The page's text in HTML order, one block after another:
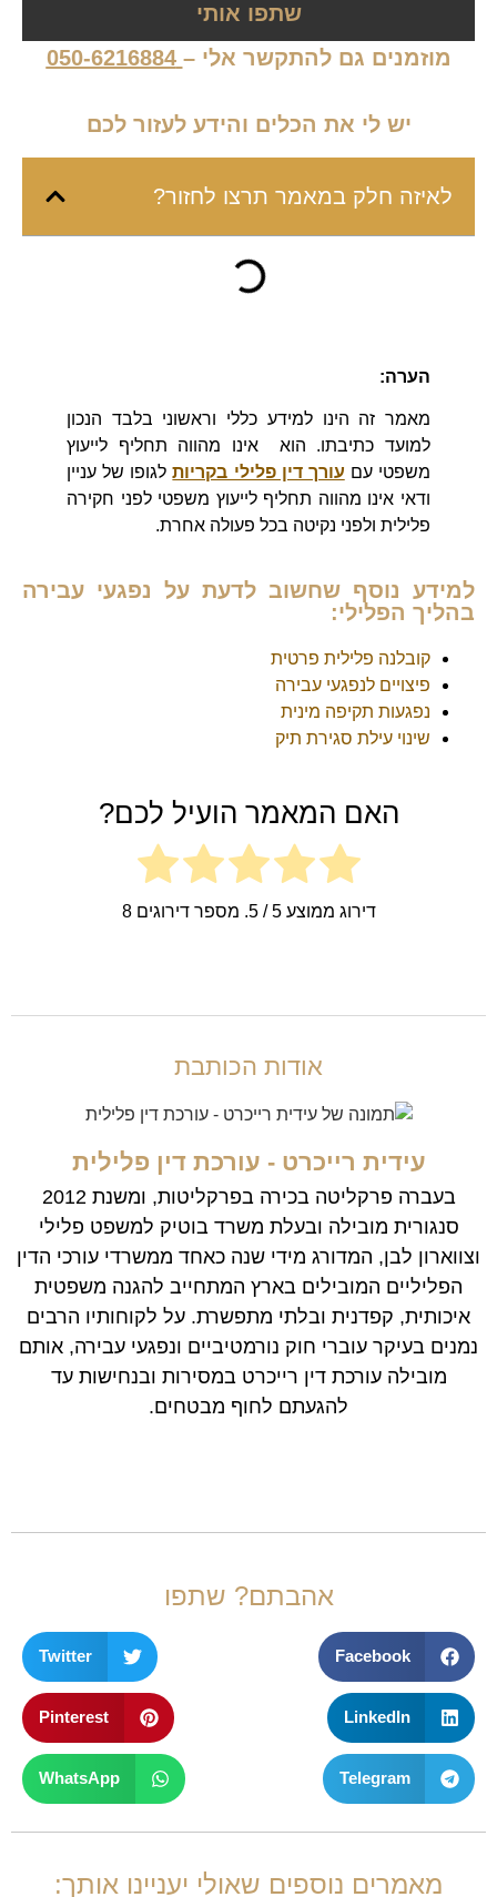
שתפו אותי
מוזמנים גם להתקשר אלי – 050-6216884
יש לי את הכלים והידע לעזור לכם
לאיזה חלק במאמר תרצו לחזור?
הערה:
מאמר זה הינו למידע כללי וראשוני בלבד הנכון
למועד כתיבתו. הוא אינו מהווה תחליף לייעוץ
משפטי עם עורך דין פלילי בקריותלגופו של עניין
ודאי אינו מהווה תחליף לייעוץ משפטי לפני חקירה
פלילית ולפני נקיטה בכל פעולה אחרת.
למידע נוסף שחשוב לדעת על נפגעי עבירה
בהליך הפלילי:
קובלנה פלילית פרטית
פיצויים לנפגעי עבירה
נפגעות תקיפה מינית
שינוי עילת סגירת תיק
האם המאמר הועיל לכם?
דירוג ממוצע5/ 5. מספר דירוגים 8
אודות הכותבת
עידית רייכרט - עורכת דין פלילית
בעברה פרקליטה בכירה בפרקליטות, ומשנת 2012
סנגורית מובילה ובעלת משרד בוטיק למשפט פלילי
וצווארון לבן, המדורג מידי שנה כאחד ממשרדי עורכי הדין
הפליליים המובילים בארץ המתחייב להגנה משפטית
איכותית, קפדנית ובלתי מתפשרת. על לקוחותיו הרבים
נמנים בעיקר עוברי חוק נורמטיביים ונפגעי עבירה, אותם
מובילה עורכת דין רייכרט במסירות ובנחישות עד
להגעתם לחוף מבטחים.
אהבתם? שתפו
Facebook
Twitter
LinkedIn
Pinterest
Telegram
WhatsApp
מאמרים נוספים שאולי יעניינו אותך: